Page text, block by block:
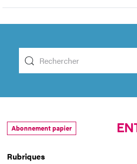
Rubriques
Abonnement papier